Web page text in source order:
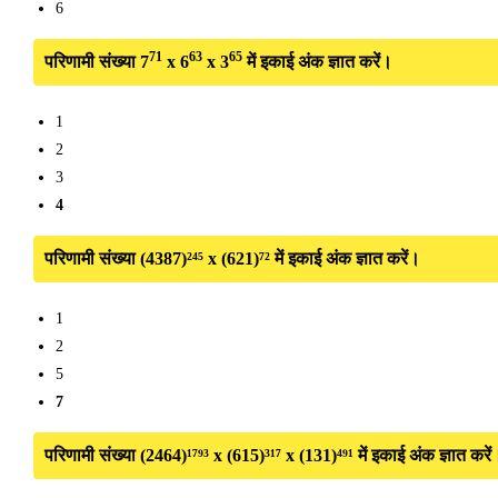
6
परिणामी संख्या 771 x 663 x 365 में इकाई अंक ज्ञात करें।
1
2
3
4
परिणामी संख्या (4387)²⁴⁵ x (621)⁷² में इकाई अंक ज्ञात करें।
1
2
5
7
परिणामी संख्या (2464)¹⁷⁹³ x (615)³¹⁷ x (131)⁴⁹¹ में इकाई अंक ज्ञात